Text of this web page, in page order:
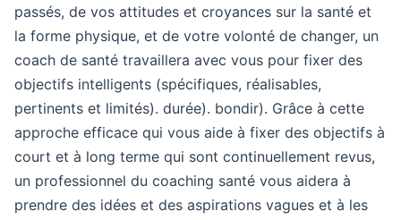
passés, de vos attitudes et croyances sur la santé et
la forme physique, et de votre volonté de changer, un
coach de santé travaillera avec vous pour fixer des
objectifs intelligents (spécifiques, réalisables,
pertinents et limités). durée). bondir). Grâce à cette
approche efficace qui vous aide à fixer des objectifs à
court et à long terme qui sont continuellement revus,
un professionnel du coaching santé vous aidera à
prendre des idées et des aspirations vagues et à les